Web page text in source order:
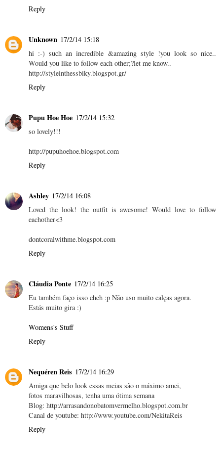
Reply
Unknown 17/2/14 15:18
hi :-) such an incredible &amazing style !you look so nice..
Would you like to follow each other;?let me know..
http://styleinthessbiky.blogspot.gr/
Reply
Pupu Hoe Hoe 17/2/14 15:32
so lovely!!!
http://pupuhoehoe.blogspot.com
Reply
Ashley 17/2/14 16:08
Loved the look! the outfit is awesome! Would love to follow
eachother<3
dontcoralwithme.blogspot.com
Reply
Cláudia Ponte 17/2/14 16:25
Eu também faço isso eheh :p Não uso muito calças agora.
Estás muito gira :)
Womens's Stuff
Reply
Nequéren Reis 17/2/14 16:29
Amiga que belo look essas meias são o máximo amei,
fotos maravilhosas, tenha uma ótima semana
Blog: http://arrasandonobatomvermelho.blogspot.com.br
Canal de youtube: http://www.youtube.com/NekitaReis
Reply